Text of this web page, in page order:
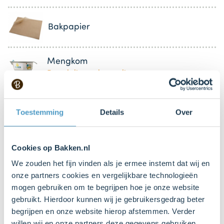
Toestemming Details Over
Cookies op Bakken.nl
We zouden het fijn vinden als je ermee instemt dat wij en
onze partners cookies en vergelijkbare technologieën
mogen gebruiken om te begrijpen hoe je onze website
gebruikt. Hierdoor kunnen wij je gebruikersgedrag beter
begrijpen en onze website hierop afstemmen. Verder
Bakpapier
Mengkom
Mixer met gardes
Bestel gemakkelijk en snel je bakproducten
bij ons zusjeDeLeuksteTaartenshop.
Stappen